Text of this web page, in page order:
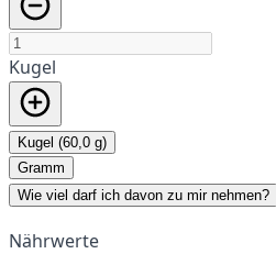
Kugel
Kugel (60,0 g)
Gramm
Wie viel darf ich davon zu mir nehmen?
Nährwerte